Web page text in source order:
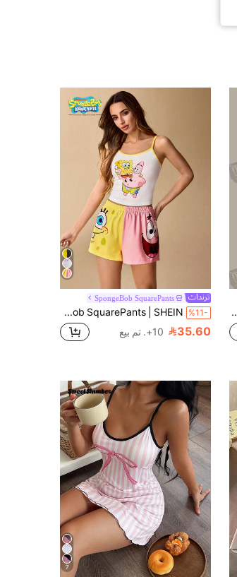
Betty Boop x SHEIN طقم بيجامة نسائي مكون من توب كاميسول مطبوع عليه حروف وشورت
SpongeBob SquarePants
%11- SpongeBob SquarePants | SHEIN طقم بيجامة صيفي للنساء يتكون من ملابس علوية كامي مطبوع برسوم كرتونية جميلة وشورت
35.60 10+. تم بيع
7